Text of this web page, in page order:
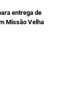
entrega de
Missão Velha